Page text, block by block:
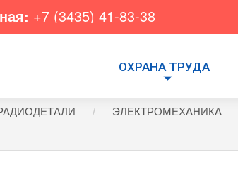
+7 (3435) 41-83-38
ОХРАНА ТРУДА
ЭЛЕКТРОМЕХАНИКА